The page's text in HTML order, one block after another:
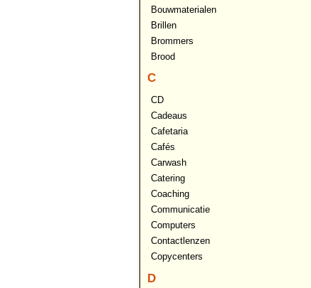
Bouwmaterialen
Brillen
Brommers
Brood
C
CD
Cadeaus
Cafetaria
Cafés
Carwash
Catering
Coaching
Communicatie
Computers
Contactlenzen
Copycenters
D